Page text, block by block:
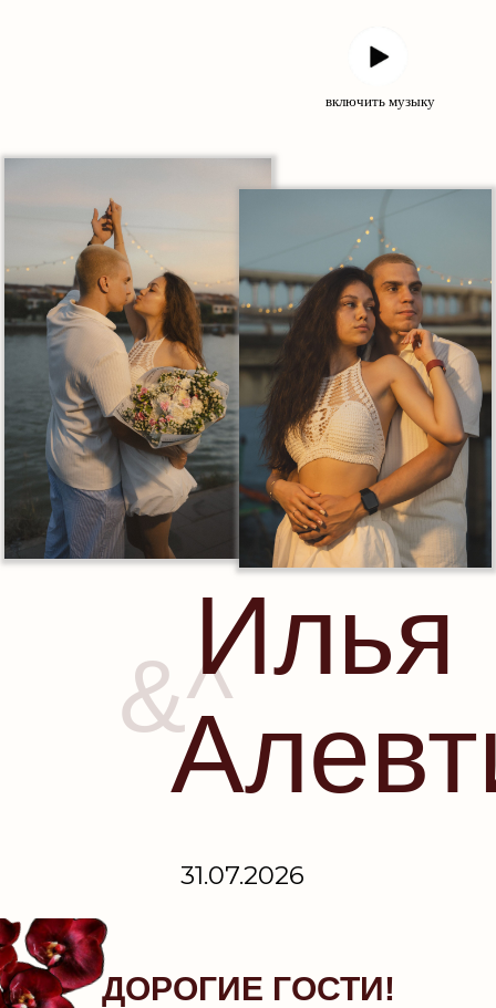
Илья
&^
31.07.2026
включить музыку
ДОРОГИЕ ГОСТИ!